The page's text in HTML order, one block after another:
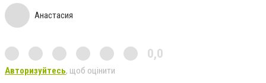
Анастасия
0,0
Авторизуйтесь, щоб оцінити